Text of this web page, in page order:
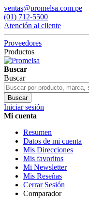
ventas@promelsa.com.pe
(01) 712-5500
Atención al cliente
Proveedores
Productos
Buscar
Buscar
Buscar
Iniciar sesión
Mi cuenta
Resumen
Datos de mi cuenta
Mis Direcciones
Mis favoritos
Mi Newsletter
Mis Reseñas
Cerrar Sesión
Comparador